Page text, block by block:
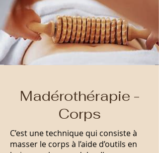
Madérothérapie -
Corps
C’est une technique qui consiste à
masser le corps à l’aide d’outils en